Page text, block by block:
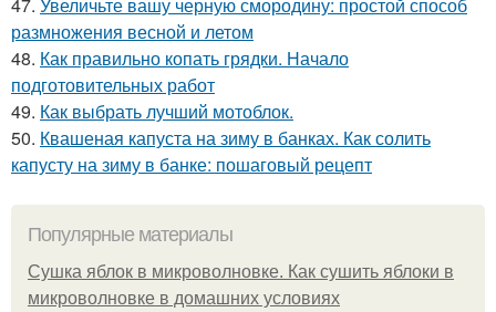
размножения весной и летом
48. Как правильно копать грядки. Начало
подготовительных работ
49. Как выбрать лучший мотоблок.
50. Квашеная капуста на зиму в банках. Как солить
капусту на зиму в банке: пошаговый рецепт
Популярные материалы
Сушка яблок в микроволновке. Как сушить яблоки в
микроволновке в домашних условиях